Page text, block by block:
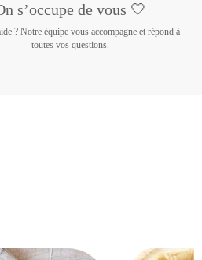
s’occupe de vous 🤍
? Notre équipe vous accompagne et répond à
toutes vos questions.